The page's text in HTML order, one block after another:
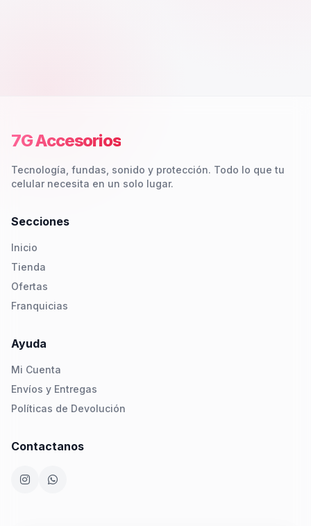
7G Accesorios
Tecnología, fundas, sonido y protección. Todo lo que tu
celular necesita en un solo lugar.
Secciones
Inicio
Tienda
Ofertas
Franquicias
Ayuda
Mi Cuenta
Envíos y Entregas
Políticas de Devolución
Contactanos